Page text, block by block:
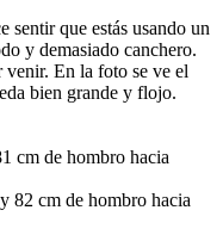
sentir que estás usando un
y demasiado canchero.
venir. En la foto se ve el
bien grande y flojo.
cm de hombro hacia
82 cm de hombro hacia